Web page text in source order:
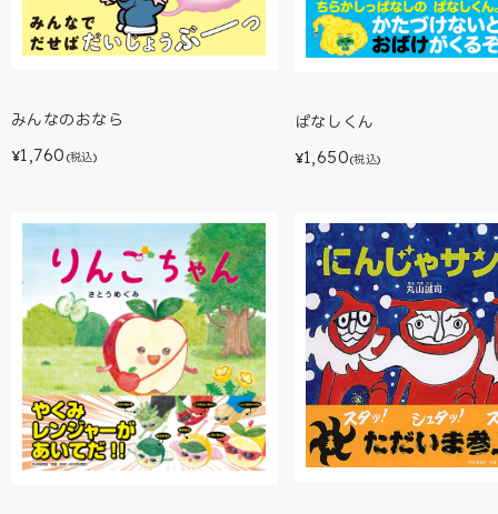
みんなのおなら
¥1,760 (税込)
ぱなしくん
¥1,650(税込)